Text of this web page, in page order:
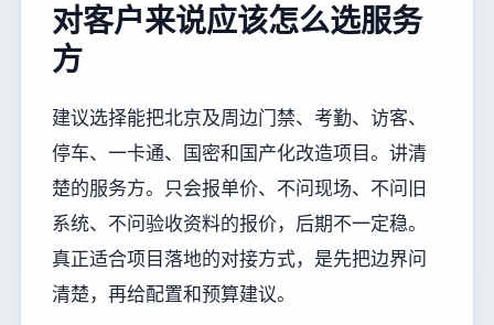
对客户来说应该怎么选服务
方
建议选择能把北京及周边门禁、考勤、访客、
停车、一卡通、国密和国产化改造项目。讲清
楚的服务方。只会报单价、不问现场、不问旧
系统、不问验收资料的报价，后期不一定稳。
真正适合项目落地的对接方式，是先把边界问
清楚，再给配置和预算建议。